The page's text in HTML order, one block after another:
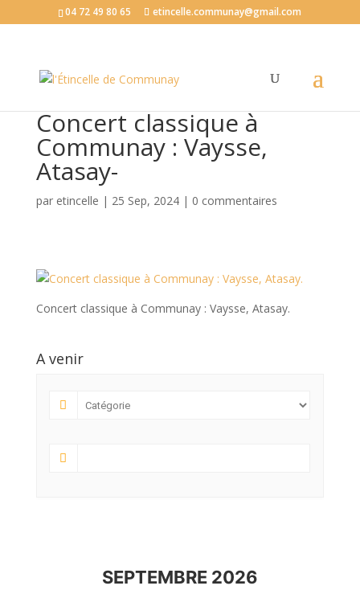
04 72 49 80 65 etincelle.communay@gmail.com
Concert classique à
Communay : Vaysse,
Atasay-
par etincelle | 25 Sep, 2024| 0 commentaires
Concert classique à Communay : Vaysse, Atasay.
A venir
SEPTEMBRE 2026